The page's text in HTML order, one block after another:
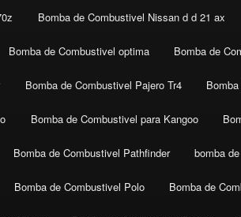
Bomba de Combustivel Nissan d d 21 ax
Bomba de Combustivel optima Bomba de
Bomba de Combustivel Pajero Tr4
Bomba de Combustivel para Kangoo
Bomba de Combustivel Pathfinder bomba
Bomba de Combustivel Polo Bomba de